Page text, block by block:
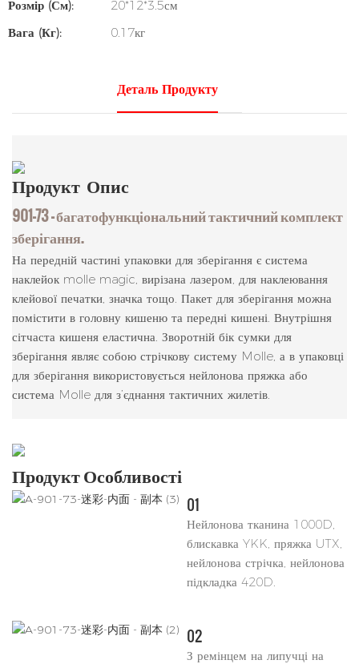
Розмір (см):
20*12*3.5см
Вага (кг):
0.17кг
Деталь Продукту
Продукт Опис
901-73 — багатофункціональний тактичний комплект
зберігання.
На передній частині упаковки для зберігання є система
наклейок molle magic, вирізана лазером, для наклеювання
клейової печатки, значка тощо. Пакет для зберігання можна
помістити в головну кишеню та передні кишені. Внутрішня
сітчаста кишеня еластична. Зворотній бік сумки для
зберігання являє собою стрічкову систему Molle, а в упаковці
для зберігання використовується нейлонова пряжка або
система Molle для з’єднання тактичних жилетів.
ПродуктОсобливості
01
Нейлонова тканина 1000D,
блискавка YKK, пряжка UTX,
нейлонова стрічка, нейлонова
підкладка 420D.
02
З ремінцем на липучці на